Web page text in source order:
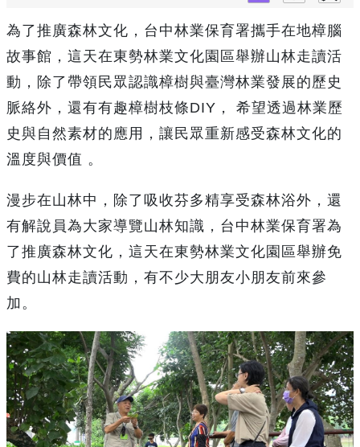
為了推廣森林文化，台中林業保育署攜手在地樟腦
故事館，這天在東勢林業文化園區舉辦山林走讀活
動，除了帶領民眾認識樟樹與臺灣林業發展的歷史
脈絡外，還有有趣樟樹枝條DIY， 希望透過林業歷
史與自然素材的應用，讓民眾重新感受森林文化的
溫度與價值 。
漫步在山林中，除了吸收芬多精享受森林浴外，還
有解說員為大家導覽山林知識，台中林業保育署為
了推廣森林文化，這天在東勢林業文化園區舉辦免
費的山林走讀活動，有不少大朋友小朋友前來參
加。